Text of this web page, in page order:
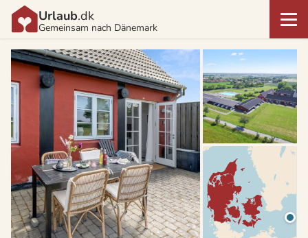
Urlaub.dk
Gemeinsam nach Dänemark